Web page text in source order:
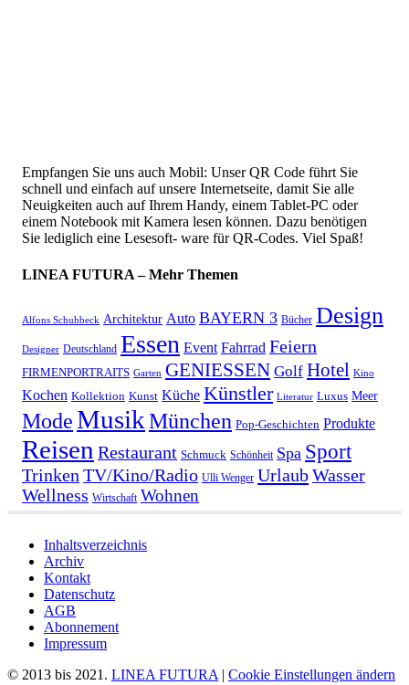
Empfangen Sie uns auch Mobil: Unser QR Code führt Sie
schnell und einfach auf unsere Internetseite, damit Sie alle
Neuigkeiten auch auf Ihrem Handy, einem Tablet-PC oder
einem Notebook mit Kamera lesen können. Dazu benötigen
Sie lediglich eine Lesesoft- ware für QR-Codes. Viel Spaß!
LINEA FUTURA – Mehr Themen
Alfons Schuhbeck Architektur Auto BAYERN 3 Bücher Design
Designer Deutschland Essen Event Fahrrad Feiern
FIRMENPORTRAITS Garten GENIESSEN Golf Hotel Kino
Kochen Kollektion Kunst Küche Künstler Literatur Luxus Meer
ModeMusikMünchen Pop-Geschichten Produkte
Reisen Restaurant Schmuck Schönheit Spa Sport
Trinken TV/Kino/Radio Ulli Wenger UrlaubWasser
Wellness Wirtschaft Wohnen
Inhaltsverzeichnis
Archiv
Kontakt
Datenschutz
AGB
Abonnement
Impressum
© 2013 bis 2021. LINEA FUTURA | Cookie Einstellungen ändern